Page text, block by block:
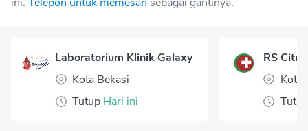
Laboratorium Klinik Galaxy
Kota Bekasi
Tutup Hari ini
RS
Kota
Tutup